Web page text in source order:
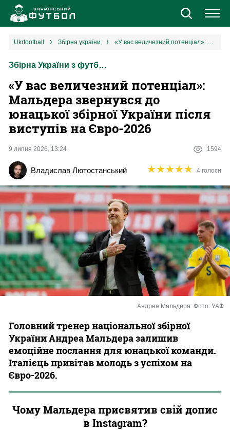
Новини
Збірна
Єврокубки
УПЛ
2 ліга
Різне
Букмекери
Казино
ukrfootball збірна україни «У вас величезний потенціал»: Мальдера звернувся до юнацької збірної України після виступів на Євро-2026
Збірна України з футболу
«У вас величезний потенціал»:
Мальдера звернувся до
юнацької збірної України після
виступів на Євро-2026
9 липня 2026, 13:24 1594
Владислав Лютостанський ★★★★★
★★★★★ 4 голоси
Андреа Мальдера. Фото: УАФ
Головний тренер національної збірної
України Андреа Мальдера залишив
емоційне послання для юнацької команди.
Італієць привітав молодь з успіхом на
Євро-2026.
Чому Мальдера присвятив свій допис
в Instagram?